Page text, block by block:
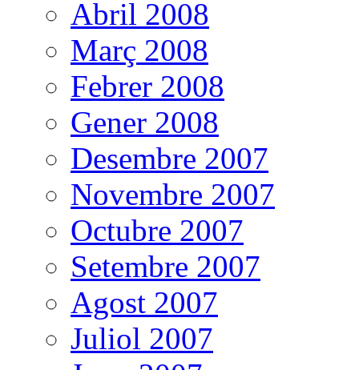
Abril 2008
Març 2008
Febrer 2008
Gener 2008
Desembre 2007
Novembre 2007
Octubre 2007
Setembre 2007
Agost 2007
Juliol 2007